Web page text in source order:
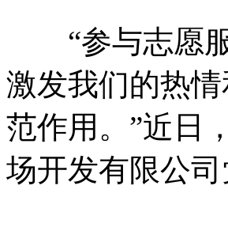
“参与志愿服
激发我们的热
范作用。”近日
场开发有限公